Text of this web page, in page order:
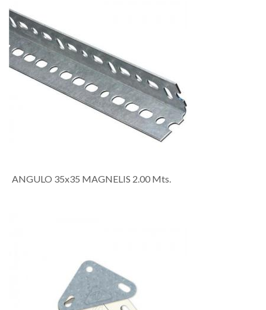
ANGULO 35x35 MAGNELIS 2.00 Mts.